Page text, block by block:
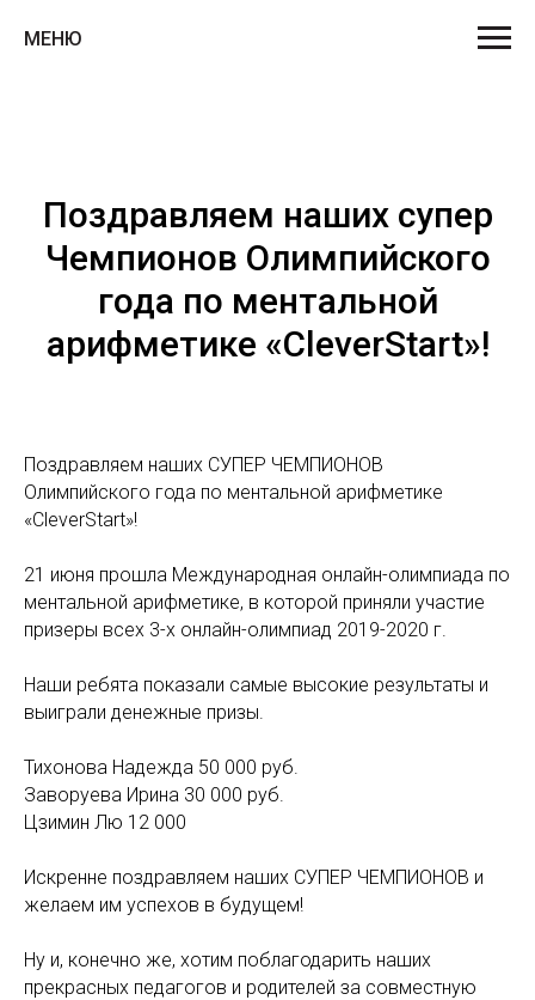
МЕНЮ
Поздравляем наших супер
Чемпионов Олимпийского
года по ментальной
арифметике «CleverStart»!
Поздравляем наших СУПЕР ЧЕМПИОНОВ
Олимпийского года по ментальной арифметике
«CleverStart»!
21 июня прошла Международная онлайн-олимпиада по
ментальной арифметике, в которой приняли участие
призеры всех 3-х онлайн-олимпиад 2019-2020 г.
Наши ребята показали самые высокие результаты и
выиграли денежные призы.
Тихонова Надежда 50 000 руб.
Заворуева Ирина 30 000 руб.
Цзимин Лю 12 000
Искренне поздравляем наших СУПЕР ЧЕМПИОНОВ и
желаем им успехов в будущем!
Ну и, конечно же, хотим поблагодарить наших
прекрасных педагогов и родителей за совместную